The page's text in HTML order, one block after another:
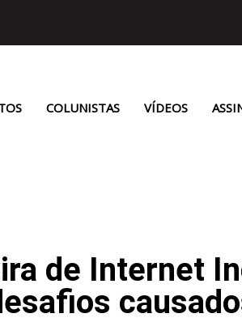
COLUNISTAS VÍDEOS
de Internet